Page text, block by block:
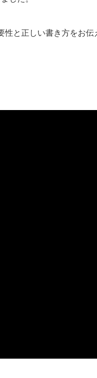
と正しい書き方をお伝